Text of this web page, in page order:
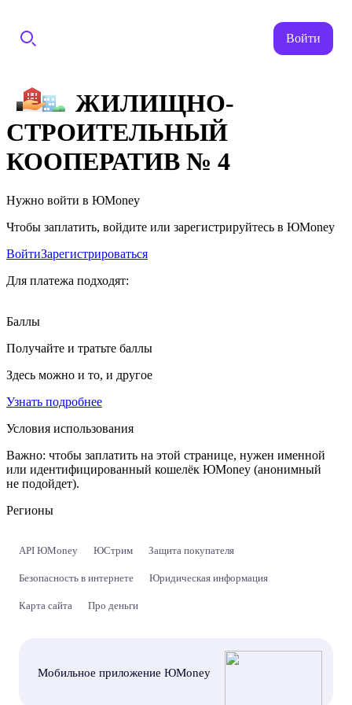
Войти
ЖИЛИЩНО-
СТРОИТЕЛЬНЫЙ
КООПЕРАТИВ № 4
Нужно войти в ЮMoney
Чтобы заплатить, войдите или зарегистрируйтесь в ЮMoney
ВойтиЗарегистрироваться
Для платежа подходят:
Баллы
Получайте и тратьте баллы
Здесь можно и то, и другое
Узнать подробнее
Условия использования
Важно: чтобы заплатить на этой странице, нужен именной
или идентифицированный кошелёк ЮMoney (анонимный
не подойдет).
Регионы
API ЮMoney ЮСтрим Защита покупателя
Безопасность в интернете Юридическая информация
Карта сайта Про деньги
Мобильное приложение ЮMoney